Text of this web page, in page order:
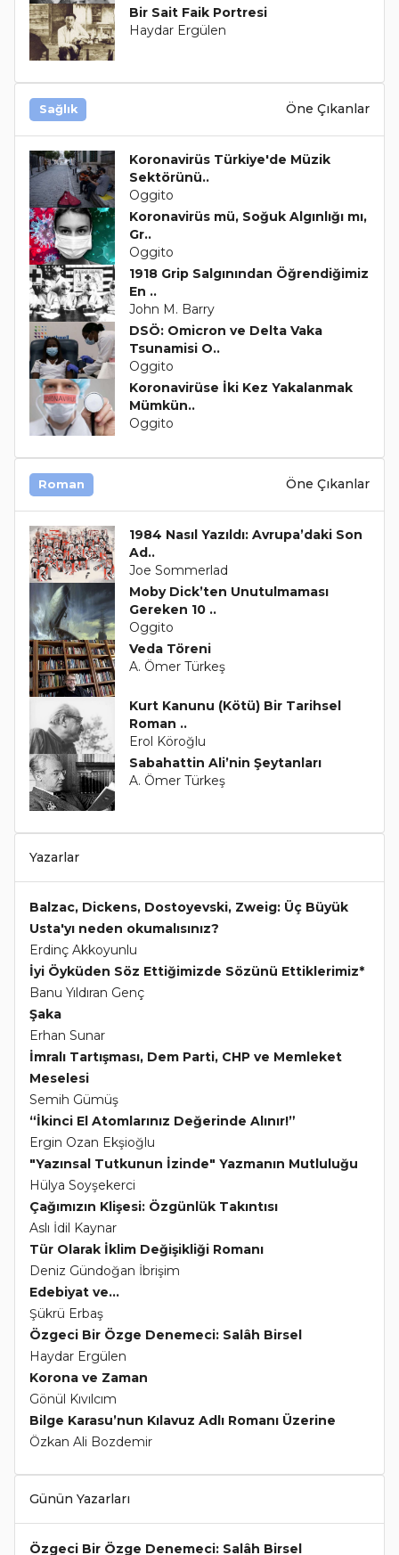
Bir Sait Faik Portresi
Haydar Ergülen
Sağlık Öne Çıkanlar
Koronavirüs Türkiye'de Müzik
Sektörünü..
Oggito
Koronavirüs mü, Soğuk Algınlığı mı,
Gr..
Oggito
1918 Grip Salgınından Öğrendiğimiz
En ..
John M. Barry
DSÖ: Omicron ve Delta Vaka
Tsunamisi O..
Oggito
Koronavirüse İki Kez Yakalanmak
Mümkün..
Oggito
Roman Öne Çıkanlar
1984 Nasıl Yazıldı: Avrupa’daki Son
Ad..
Joe Sommerlad
Moby Dick’ten Unutulmaması
Gereken 10 ..
Oggito
Veda Töreni
A. Ömer Türkeş
Kurt Kanunu (Kötü) Bir Tarihsel
Roman ..
Erol Köroğlu
Sabahattin Ali’nin Şeytanları
A. Ömer Türkeş
Yazarlar
Balzac, Dickens, Dostoyevski, Zweig: Üç Büyük
Usta'yı neden okumalısınız?
Erdinç Akkoyunlu
İyi Öyküden Söz Ettiğimizde Sözünü Ettiklerimiz*
Banu Yıldıran Genç
Şaka
Erhan Sunar
İmralı Tartışması, Dem Parti, CHP ve Memleket
Meselesi
Semih Gümüş
“İkinci El Atomlarınız Değerinde Alınır!”
Ergin Ozan Ekşioğlu
"Yazınsal Tutkunun İzinde" Yazmanın Mutluluğu
Hülya Soyşekerci
Çağımızın Klişesi: Özgünlük Takıntısı
Aslı İdil Kaynar
Tür Olarak İklim Değişikliği Romanı
Deniz Gündoğan İbrişim
Edebiyat ve...
Şükrü Erbaş
Özgeci Bir Özge Denemeci: Salâh Birsel
Haydar Ergülen
Korona ve Zaman
Gönül Kıvılcım
Bilge Karasu’nun Kılavuz Adlı Romanı Üzerine
Özkan Ali Bozdemir
Günün Yazarları
Özgeci Bir Özge Denemeci: Salâh Birsel